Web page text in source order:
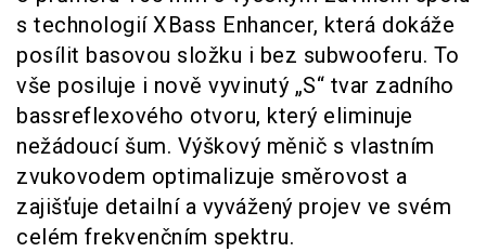
s technologií XBass Enhancer, která dokáže
posílit basovou složku i bez subwooferu. To
vše posiluje i nově vyvinutý „S“ tvar zadního
bassreflexového otvoru, který eliminuje
nežádoucí šum. Výškový měnič s vlastním
zvukovodem optimalizuje směrovost a
zajišťuje detailní a vyvážený projev ve svém
celém frekvenčním spektru.